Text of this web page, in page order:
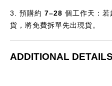
3. 預購約 7–28 個工作天：若
貨，將免費拆單先出現貨。
ADDITIONAL DETAILS